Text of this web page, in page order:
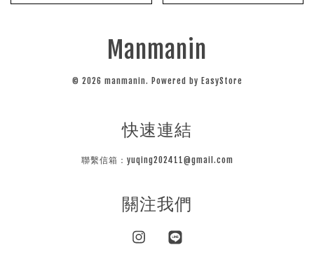
Manmanin
© 2026 manmanin. Powered by EasyStore
快速連結
聯繫信箱：yuqing202411@gmail.com
關注我們
Instagram